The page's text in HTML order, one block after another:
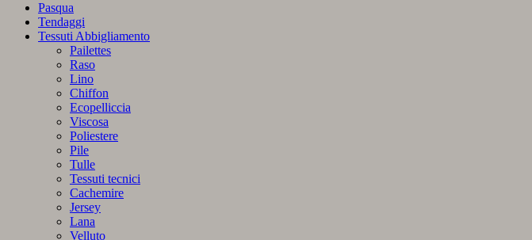
Pasqua
Tendaggi
Tessuti Abbigliamento
Pailettes
Raso
Lino
Chiffon
Ecopelliccia
Viscosa
Poliestere
Pile
Tulle
Tessuti tecnici
Cachemire
Jersey
Lana
Velluto